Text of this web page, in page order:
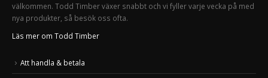
välkommen. Todd Timber växer snabbt och vi fyller varje vecka på med
nya produkter, så besök oss ofta.
Läs mer om Todd Timber
Att handla & betala